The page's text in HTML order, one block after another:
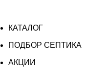
КАТАЛОГ
ПОДБОР СЕПТИКА
АКЦИИ